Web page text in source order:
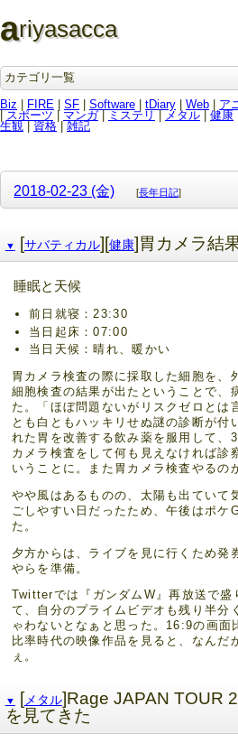
ariyasacca
カテゴリ一覧
Biz
FIRE SF Software tDiary Web ア
スポーツ | マンガ| ミステリ メタル 健康
生観
資格| 雑記
2018-02-23 (金) [長年日記]
▼ [サバティカル][健康]胃カメラ結
睡眠と天候
前日就寝：23:30
当日起床：07:00
当日天候：晴れ、暖かい
胃カメラ検査の際に採取した細胞を、
細胞検査の結果が出たということで、
た。「ほぼ問題ないがリスクゼロとは
とも白ともハッキリせぬ謎の診断が付
れた胃を改善する飲み薬を服用して、
カメラ検査をして何も見えなければ診
いうことに。また胃カメラ検査やるの
やや風はあるものの、太陽も出ていて
ごしやすい日だったため、午後はポケ
た。
夕方からは、ライブを見に行くため発
やらを準備。
Twitterでは『ガンダムW』再放送で盛
て、自分のプライムビデオも残り半分
ゃわないとなぁと思った。16:9の画面
比率時代の映像作品を見ると、なんだ
ぇ。
▼ [メタル]Rage JAPAN TOUR
を見てきた